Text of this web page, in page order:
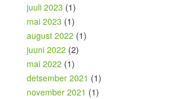
juuli 2023 (1)
mai 2023 (1)
august 2022 (1)
juuni 2022 (2)
mai 2022 (1)
detsember 2021 (1)
november 2021 (1)